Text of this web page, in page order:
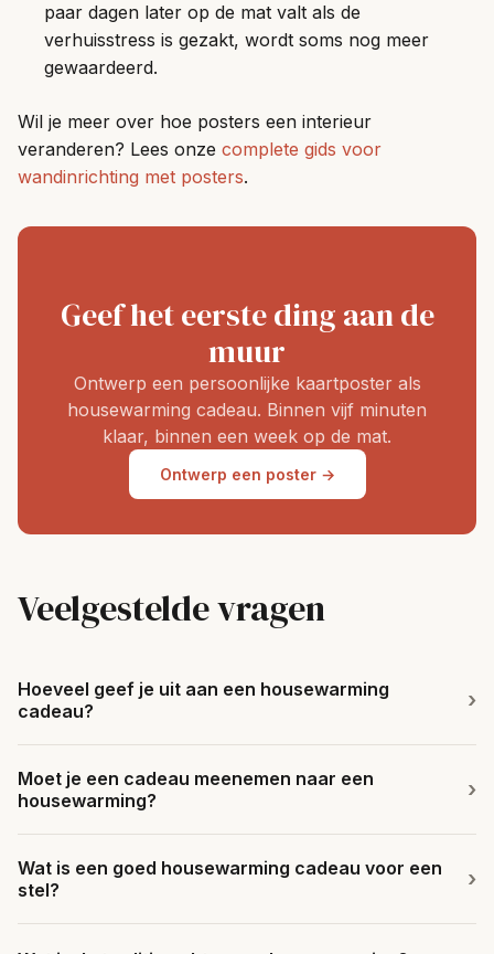
paar dagen later op de mat valt als de
verhuisstress is gezakt, wordt soms nog meer
gewaardeerd.
Wil je meer over hoe posters een interieur
veranderen? Lees onze complete gids voor
wandinrichting met posters.
Geef het eerste ding aan de
muur
Ontwerp een persoonlijke kaartposter als
housewarming cadeau. Binnen vijf minuten
klaar, binnen een week op de mat.
Ontwerp een poster →
Veelgestelde vragen
Hoeveel geef je uit aan een housewarming
cadeau?
Moet je een cadeau meenemen naar een
housewarming?
Wat is een goed housewarming cadeau voor een
stel?